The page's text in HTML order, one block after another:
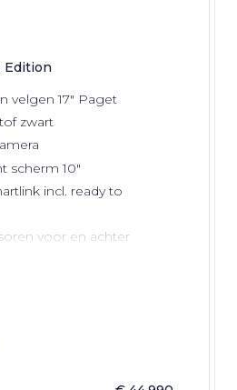
Edition
velgen 17" Paget
zwart
scherm 10"
incl. ready to
voor en achter